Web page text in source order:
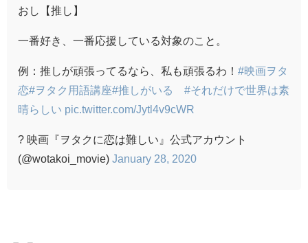
おし【推し】
一番好き、一番応援している対象のこと。
例：推しが頑張ってるなら、私も頑張るわ！ #映画ヲタ
恋#ヲタク用語講座#推しがいる
#それだけで世界は素
晴らしい pic.twitter.com/Jytl4v9cWR
? 映画『ヲタクに恋は難しい』公式アカウント
(@wotakoi_movie) January 28, 2020